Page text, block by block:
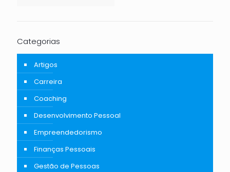
Categorias
Artigos
Carreira
Coaching
Desenvolvimento Pessoal
Empreendedorismo
Finanças Pessoais
Gestão de Pessoas